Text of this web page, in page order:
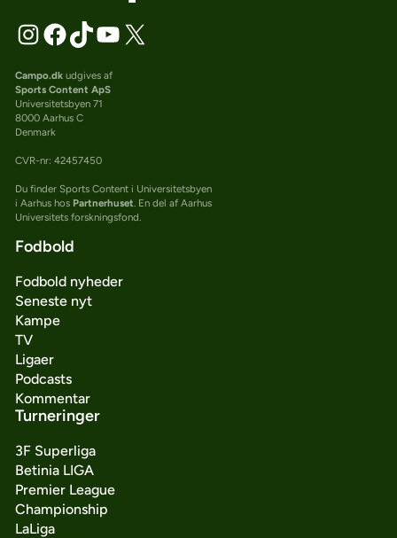
Campo.dkudgives af
Sports Content ApS
Universitetsbyen 71
8000 Aarhus C
Denmark
CVR-nr: 42457450
Du finder Sports Content i Universitetsbyen
i Aarhus hos Partnerhuset. En del af Aarhus
Universitets forskningsfond.
Fodbold
Fodbold nyheder
Seneste nyt
Kampe
TV
Ligaer
Podcasts
Kommentar
Turneringer
3F Superliga
Betinia LIGA
Premier League
Championship
LaLiga